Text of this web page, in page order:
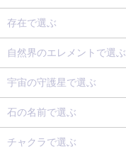
存在で選ぶ
自然界のエレメントで選ぶ
宇宙の守護星で選ぶ
石の名前で選ぶ
チャクラで選ぶ